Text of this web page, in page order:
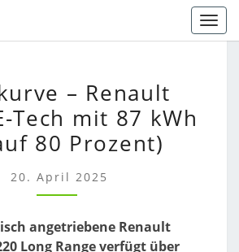
–
RENAULT
SCENIC
E-
TECH
MIT
KWH
– Renault
Tech mit 87 kWh
80 Prozent)
20. April 2025
angetriebene Renault
Long Range verfügt über